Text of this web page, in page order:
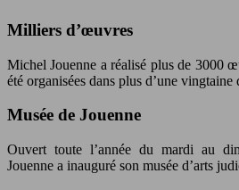
Milliers d’œuvres
Michel Jouenne a réalisé plus de 3000
été organisées dans plus d’une vingtaine
Musée de Jouenne
Ouvert toute l’année du mardi au
Jouenne a inauguré son musée d’arts